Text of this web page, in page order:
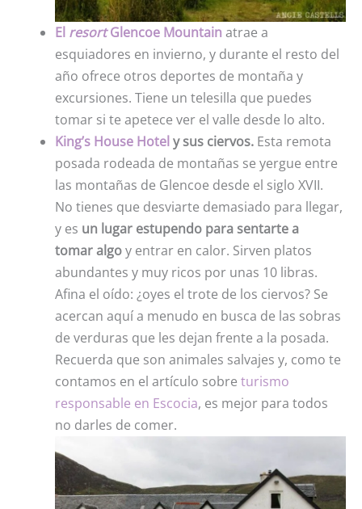
El resortGlencoe Mountain atrae a
esquiadores en invierno, y durante el resto del
año ofrece otros deportes de montaña y
excursiones. Tiene un telesilla que puedes
tomar si te apetece ver el valle desde lo alto.
King’s House Hotel y sus ciervos. Esta remota
posada rodeada de montañas se yergue entre
las montañas de Glencoe desde el siglo XVII.
No tienes que desviarte demasiado para llegar,
y es un lugar estupendo para sentarte a
tomar algoy entrar en calor. Sirven platos
abundantes y muy ricos por unas 10 libras.
Afina el oído: ¿oyes el trote de los ciervos? Se
acercan aquí a menudo en busca de las sobras
de verduras que les dejan frente a la posada.
Recuerda que son animales salvajes y, como te
contamos en el artículo sobre turismo
responsable en Escocia, es mejor para todos
no darles de comer.